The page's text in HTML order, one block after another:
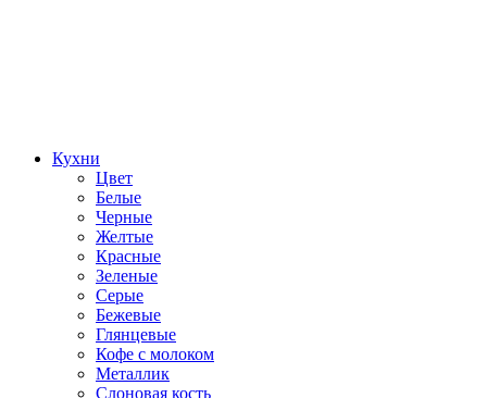
Кухни
Цвет
Белые
Черные
Желтые
Красные
Зеленые
Серые
Бежевые
Глянцевые
Кофе с молоком
Металлик
Слоновая кость